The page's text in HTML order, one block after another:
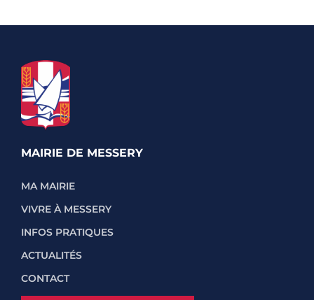
MAIRIE DE MESSERY
MA MAIRIE
VIVRE À MESSERY
INFOS PRATIQUES
ACTUALITÉS
CONTACT